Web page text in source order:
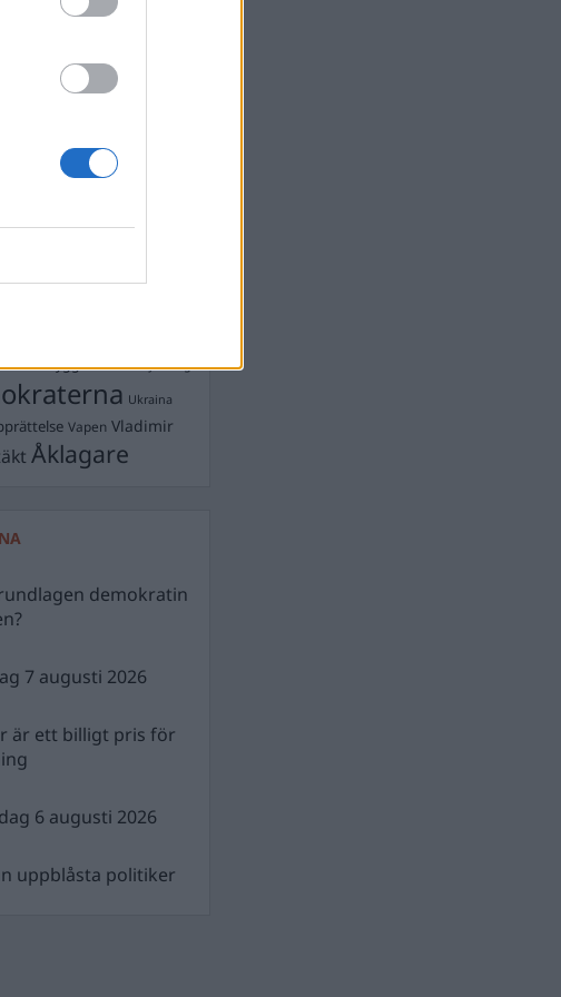
Sundevall
Ebba Busch
Kristdemokraterna
Mord
Polisen
Rättstrygghet Rån Skjutning
Ukraina
Vapen Vladimir
Åklagare
demokratin
7 augusti 2026
är ett billigt pris för
6 augusti 2026
uppblåsta politiker